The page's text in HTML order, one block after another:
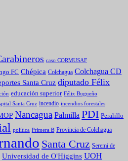
caso CORMUSAF
FC Chépica Colchagua Colchagua CD
Santa Cruz diputado Félix
educación superior Félix Bugueño
Santa Cruz incendio incendios forestales
Nancagua Palmilla PDI Peralillo
política Primera B Provincia de Colchagua
Santa Cruz Seremi de
Universidad de O'Higgins UOH